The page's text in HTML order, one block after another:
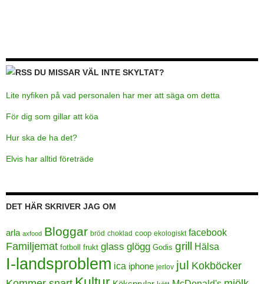
DU MISSAR VÄL INTE SKYLTAT?
Lite nyfiken på vad personalen har mer att säga om detta
För dig som gillar att köa
Hur ska de ha det?
Elvis har alltid företräde
DET HÄR SKRIVER JAG OM
arla axfood Bloggar bröd choklad coop ekologiskt facebook
Familjemat fotboll frukt glass glögg Godis grill Hälsa
I-landsproblem ica iphone jerlov jul Kokböcker